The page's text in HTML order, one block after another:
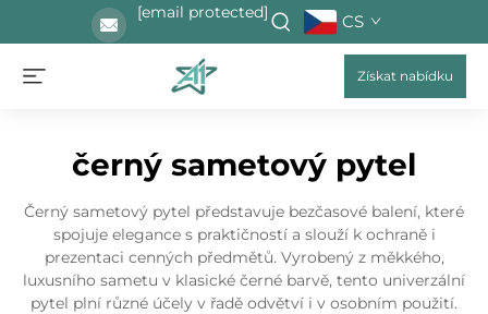
[email protected] CS
Získat nabídku
černý sametový pytel
Černý sametový pytel představuje bezčasové balení, které
spojuje elegance s praktičností a slouží k ochraně i
prezentaci cenných předmětů. Vyrobený z měkkého,
luxusního sametu v klasické černé barvě, tento univerzální
pytel plní různé účely v řadě odvětví i v osobním použití.